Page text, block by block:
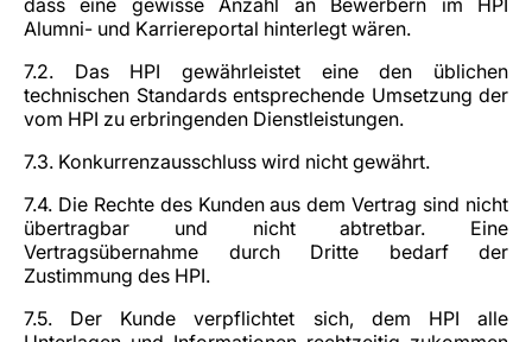
dass eine gewisse Anzahl an Bewerbern im HPI
Alumni- und Karriereportal hinterlegt wären.
7.2. Das HPI gewährleistet eine den üblichen
technischen Standards entsprechende Umsetzung der
vom HPI zu erbringenden Dienstleistungen.
7.3. Konkurrenzausschluss wird nicht gewährt.
7.4. Die Rechte des Kunden aus dem Vertrag sind nicht
übertragbar und nicht abtretbar. Eine
Vertragsübernahme durch Dritte bedarf der
Zustimmung des HPI.
7.5. Der Kunde verpflichtet sich, dem HPI alle